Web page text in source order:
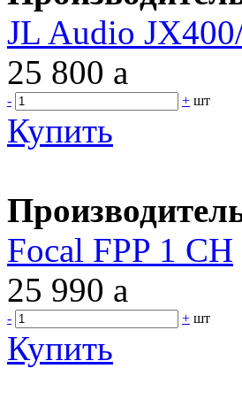
JL Audio
25 800 a
- + шт
Купить
Focal FPP 1 CH
25 990 a
- + шт
Купить